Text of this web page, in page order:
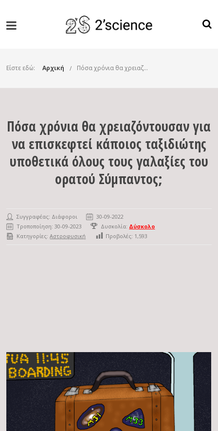
Είστε εδώ: Αρχική Πόσα χρόνια θα χρειαζόντουσαν για να επισκεφτεί κάποιος ταξιδιώτης υποθετικά όλους τους γαλαξίες του ορατού Σύμπαντος;
Πόσα χρόνια θα χρειαζόντουσαν για
να επισκεφτεί κάποιος ταξιδιώτης
υποθετικά όλους τους γαλαξίες του
ορατού Σύμπαντος;
Συγγραφέας: Διάφοροι
30-09-2022
Τροποποίηση: 30-09-2023
Δυσκολία: Δύσκολο
Κατηγορίες:Αστροφυσική Προβολές: 1,593